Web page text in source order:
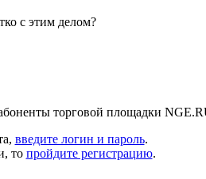
с этим делом?
торговой площадки
введите логин и пароль.
то пройдите регистрацию.